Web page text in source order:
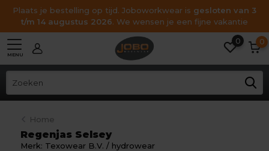
Plaats je bestelling op tijd. Joboworkwear is gesloten van 3
t/m 14 augustus 2026. We wensen je een fijne vakantie
MENU
0 0
Home
Regenjas Selsey
Merk: Texowear B.V. / hydrowear